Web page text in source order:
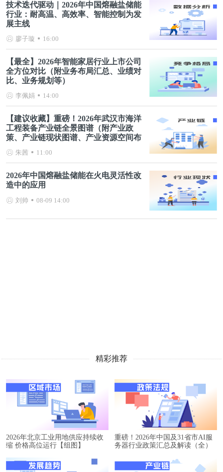
技术迭代驱动｜2026年中国熔融盐储能
行业：耐高温、高效率、智能控制为发
展主线
廖子璇 16:00
【最全】2026年智能家居行业上市公司
全方位对比（附业务布局汇总、业绩对
比、业务规划等）
李佩娟 14:00
【建议收藏】重磅！2026年武汉市海洋
工程装备产业链全景图谱（附产业政
策、产业链现状图谱、产业资源空间布
朱茜 11:00
2026年中国熔融盐储能在火电灵活性改
造中的应用
刘帅 08-09 14:00
精彩推荐
2026年北京工业用地供应持续收
缩 价格高位运行【组图】
重磅！2026年中国及31省市AI服
务器行业政策汇总及解读（全）